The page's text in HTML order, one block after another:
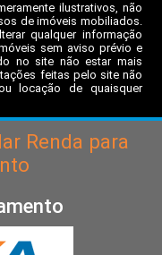
ilustrativos, não
de imóveis mobiliados.
qualquer informação
sem aviso prévio e
no site não estar mais
feitas pelo site não
locação de quaisquer
Renda para